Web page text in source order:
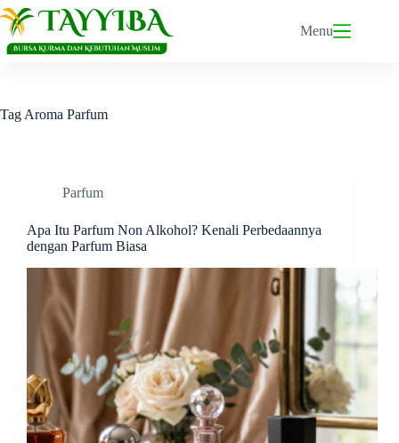
Skip
to
content
Menu
Tag Aroma Parfum
Parfum
Apa Itu Parfum Non Alkohol? Kenali Perbedaannya
dengan Parfum Biasa